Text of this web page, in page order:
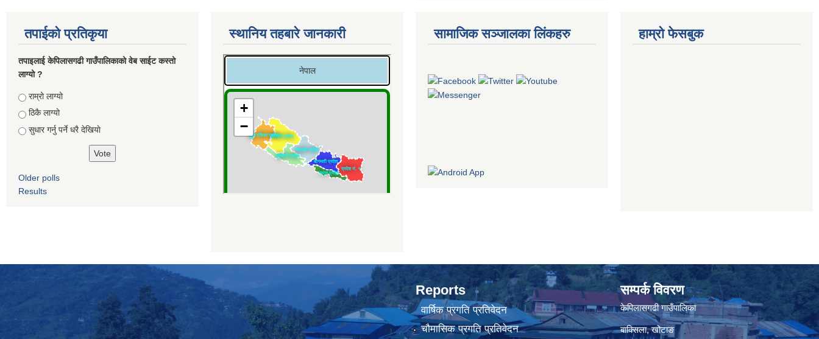
तपाईको प्रतिकृया
तपाइलाई केपिलासगढी गाउँपालिकाको वेब साईट कस्तो
लाग्यो ?
Choices
राम्रो लाग्यो
ठिकै लाग्यो
सुधार गर्नु पर्ने धरै देखियाे
Older polls
Results
स्थानिय तहबारे जानकारी सामाजिक सञ्जालका लिंकहरु हाम्रो फेसबुक
Reports
वार्षिक प्रगति प्रतिवेदन
चौमासिक प्रगति प्रतिवेदन
सम्पर्क विवरण
केपिलासगढी गाउँपालिका
बाक्सिला, खोटाङ